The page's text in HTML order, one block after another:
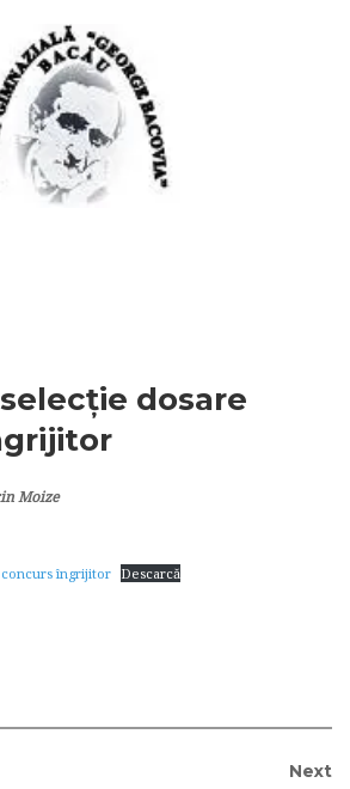
dosare
Moize
îngrijitor Descarcă
Next